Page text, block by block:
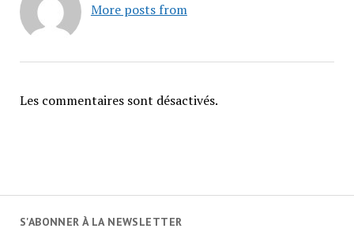
More posts from
Les commentaires sont désactivés.
S'ABONNER À LA NEWSLETTER